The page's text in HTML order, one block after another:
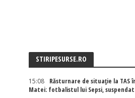
STIRIPESURSE.RO
15:08
Răsturnare de situație la TAS
Matei: fotbalistul lui Sepsi,